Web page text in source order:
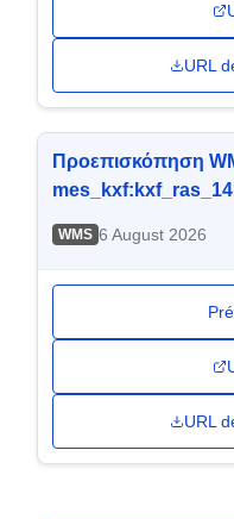
URL
Προεπισκόπηση
WMS 6 August 2026
URL